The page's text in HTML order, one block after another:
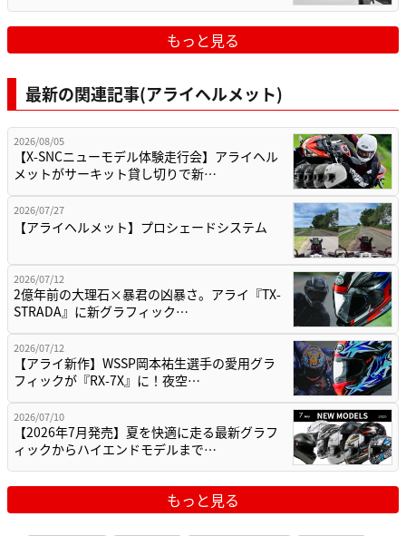
もっと見る
最新の関連記事(アライヘルメット)
2026/08/05
【X-SNCニューモデル体験走行会】アライヘル
メットがサーキット貸し切りで新…
2026/07/27
【アライヘルメット】プロシェードシステム
2026/07/12
2億年前の大理石×暴君の凶暴さ。アライ『TX-
STRADA』に新グラフィック…
2026/07/12
【アライ新作】WSSP岡本祐生選手の愛用グラ
フィックが『RX-7X』に！夜空…
2026/07/10
【2026年7月発売】夏を快適に走る最新グラフ
ィックからハイエンドモデルまで…
もっと見る